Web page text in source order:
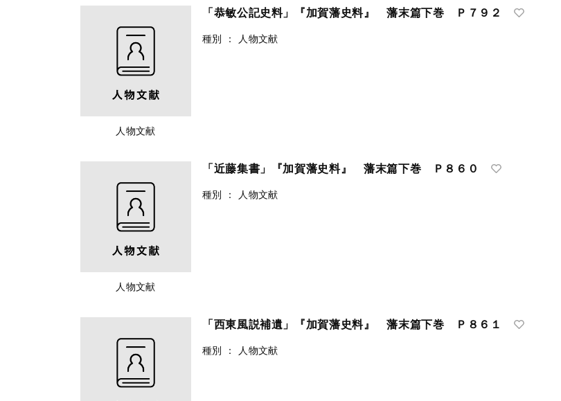
人物文献
「恭敏公記史料」『加賀藩史料』 藩末篇下巻 Ｐ７９２
種別 ： 人物文献
人物文献
「近藤集書」『加賀藩史料』 藩末篇下巻 Ｐ８６０
種別 ： 人物文献
「西東風説補遺」『加賀藩史料』 藩末篇下巻 Ｐ８６１
種別 ： 人物文献